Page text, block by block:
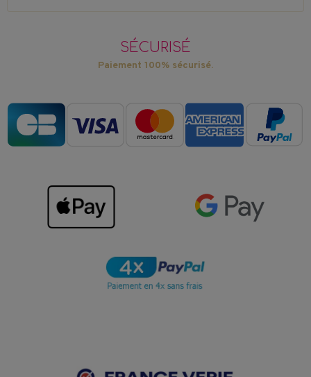
SÉCURISÉ
Paiement 100% sécurisé.